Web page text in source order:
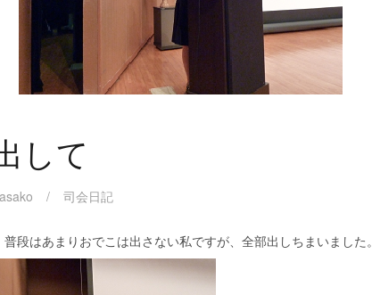
して
司会日記
段はあまりおでこは出さない私ですが、全部出しちまいました。